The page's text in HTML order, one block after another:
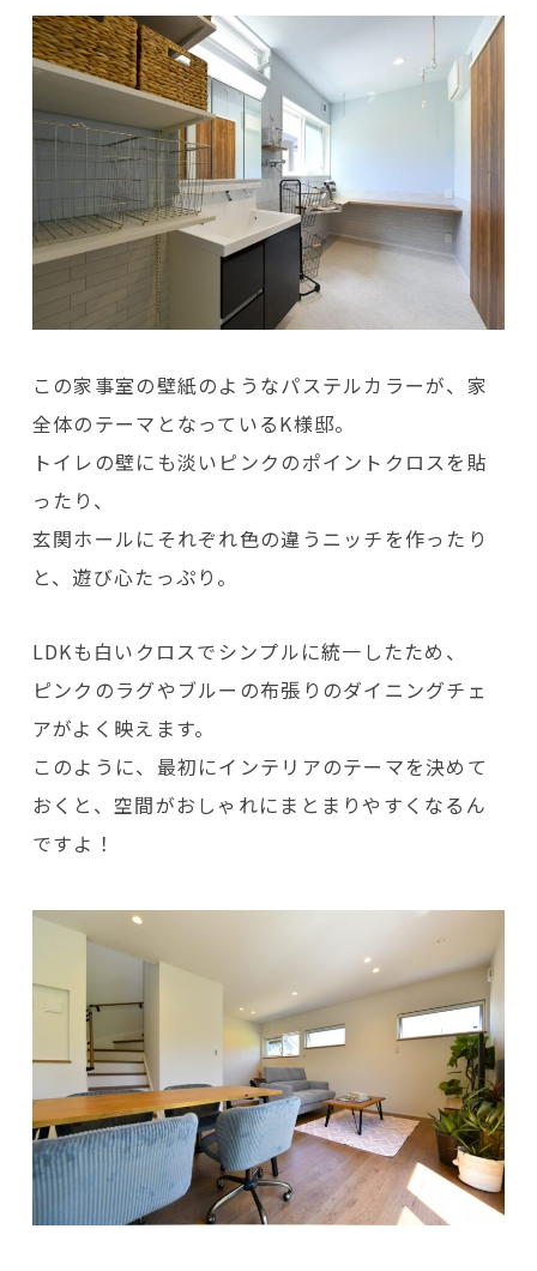
この家事室の壁紙のようなパステルカラーが、家
全体のテーマとなっているK様邸。
トイレの壁にも淡いピンクのポイントクロスを貼
ったり、
玄関ホールにそれぞれ色の違うニッチを作ったり
と、遊び心たっぷり。
LDKも白いクロスでシンプルに統一したため、
ピンクのラグやブルーの布張りのダイニングチェ
アがよく映えます。
このように、最初にインテリアのテーマを決めて
おくと、空間がおしゃれにまとまりやすくなるん
ですよ！